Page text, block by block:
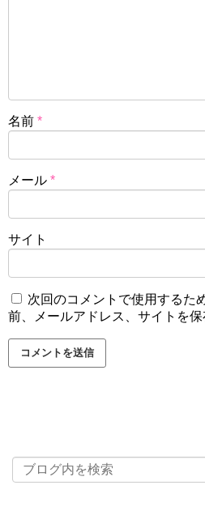
名前 *
メール *
サイト
次回のコメントで使用するた
前、メールアドレス、サイトを保